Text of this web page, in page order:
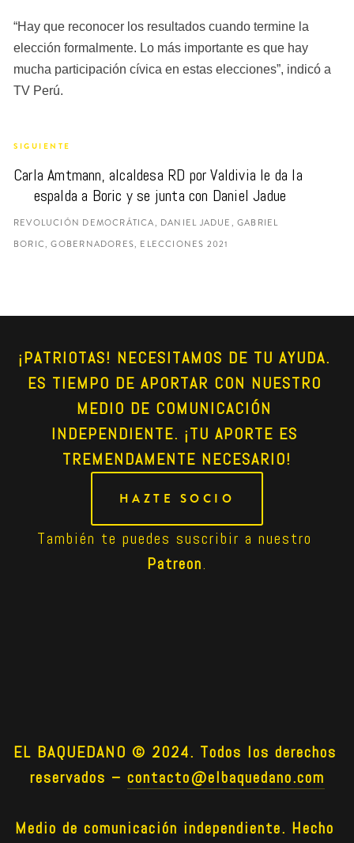
“Hay que reconocer los resultados cuando termine la
elección formalmente. Lo más importante es que hay
mucha participación cívica en estas elecciones”, indicó a
TV Perú.
SIGUIENTE
Carla Amtmann, alcaldesa RD por Valdivia le da la
espalda a Boric y se junta con Daniel Jadue
REVOLUCIÓN DEMOCRÁTICA, DANIEL JADUE, GABRIEL
BORIC, GOBERNADORES, ELECCIONES 2021
¡PATRIOTAS! NECESITAMOS DE TU AYUDA.
ES TIEMPO DE APORTAR CON NUESTRO
MEDIO DE COMUNICACIÓN
INDEPENDIENTE. ¡TU APORTE ES
TREMENDAMENTE NECESARIO!
HAZTE SOCIO
Patreon.
EL BAQUEDANO © 2024. Todos los derechos
reservados – contacto@elbaquedano.com
Medio de comunicación independiente. Hecho